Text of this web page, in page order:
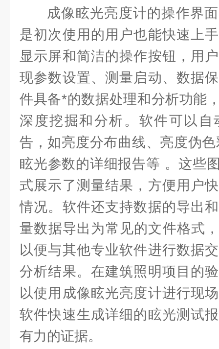
成像眩光亮度计的操作界
是初次使用的用户也能快速上
显示屏和简洁的操作按钮，用
现参数设置、测量启动、数据
件具备*的数据处理和分析功能
深度挖掘和分析。软件可以自
告，如亮度分布曲线、亮度伪
眩光参数的详细报告等 。这些
式展示了测量结果，方便用户
情况。软件还支持数据的导出
量数据导出为常见的文件格式
以便与其他专业软件进行数据
分析结果。在建筑照明项目的
以使用成像眩光亮度计进行现
软件快速生成详细的眩光测试
有力的证据。